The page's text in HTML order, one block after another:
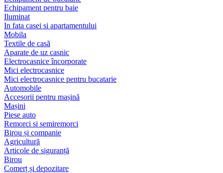
Echipament pentru baie
Iluminat
In fata casei si apartamentului
Mobila
Textile de casă
Aparate de uz casnic
Electrocasnice încorporate
Mici electrocasnice
Mici electrocasnice pentru bucatarie
Automobile
Accesorii pentru mașină
Mașini
Piese auto
Remorci si semiremorci
Birou și companie
Agricultură
Articole de siguranță
Birou
Comerț și depozitare